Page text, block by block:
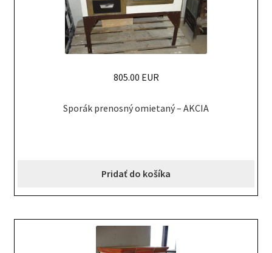
Sporák prenosný omietaný – AKCIA
805.00 EUR
Pridať do košíka